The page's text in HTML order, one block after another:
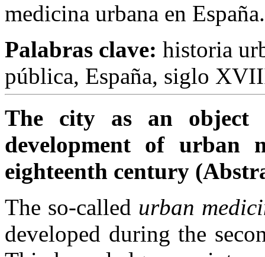
medicina urbana en España.
Palabras clave: historia
pública, España, siglo
The city as an object
development of urban
eighteenth century
The so-called urban
developed during the